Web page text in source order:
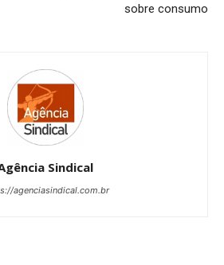
sobre consumo
Sindical
agenciasindical.com.br